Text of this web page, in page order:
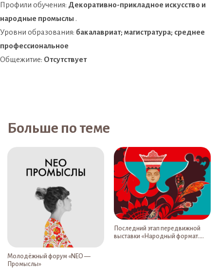
Профили обучения: Декоративно-прикладное искусство и
народные промыслы .
Уровни образования: бакалавриат; магистратура; среднее
профессиональное
Общежитие: Отсутствует
Больше по теме
Молодёжный форум «NEO —
Промыслы»
Последний этап передвижной
выставки «Народный формат.